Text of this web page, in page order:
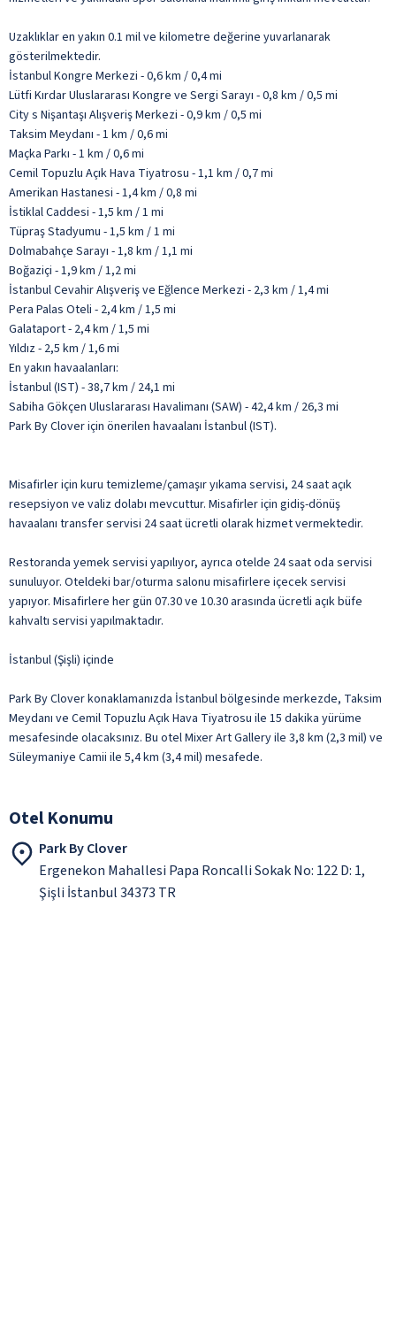
Uzaklıklar en yakın 0.1 mil ve kilometre değerine yuvarlanarak
gösterilmektedir.
İstanbul Kongre Merkezi - 0,6 km / 0,4 mi
Lütfi Kırdar Uluslararası Kongre ve Sergi Sarayı - 0,8 km / 0,5 mi
City s Nişantaşı Alışveriş Merkezi - 0,9 km / 0,5 mi
Taksim Meydanı - 1 km / 0,6 mi
Maçka Parkı - 1 km / 0,6 mi
Cemil Topuzlu Açık Hava Tiyatrosu - 1,1 km / 0,7 mi
Amerikan Hastanesi - 1,4 km / 0,8 mi
İstiklal Caddesi - 1,5 km / 1 mi
Tüpraş Stadyumu - 1,5 km / 1 mi
Dolmabahçe Sarayı - 1,8 km / 1,1 mi
Boğaziçi - 1,9 km / 1,2 mi
İstanbul Cevahir Alışveriş ve Eğlence Merkezi - 2,3 km / 1,4 mi
Pera Palas Oteli - 2,4 km / 1,5 mi
Galataport - 2,4 km / 1,5 mi
Yıldız - 2,5 km / 1,6 mi
En yakın havaalanları:
İstanbul (IST) - 38,7 km / 24,1 mi
Sabiha Gökçen Uluslararası Havalimanı (SAW) - 42,4 km / 26,3 mi
Park By Clover için önerilen havaalanı İstanbul (IST).
Misafirler için kuru temizleme/çamaşır yıkama servisi, 24 saat açık
resepsiyon ve valiz dolabı mevcuttur. Misafirler için gidiş-dönüş
havaalanı transfer servisi 24 saat ücretli olarak hizmet vermektedir.
Restoranda yemek servisi yapılıyor, ayrıca otelde 24 saat oda servisi
sunuluyor. Oteldeki bar/oturma salonu misafirlere içecek servisi
yapıyor. Misafirlere her gün 07.30 ve 10.30 arasında ücretli açık büfe
kahvaltı servisi yapılmaktadır.
İstanbul (Şişli) içinde
Park By Clover konaklamanızda İstanbul bölgesinde merkezde, Taksim
Meydanı ve Cemil Topuzlu Açık Hava Tiyatrosu ile 15 dakika yürüme
mesafesinde olacaksınız. Bu otel Mixer Art Gallery ile 3,8 km (2,3 mil) ve
Süleymaniye Camii ile 5,4 km (3,4 mil) mesafede.
Otel Konumu
Park By Clover
Ergenekon Mahallesi Papa Roncalli Sokak No: 122 D: 1,
Şişli İstanbul 34373 TR